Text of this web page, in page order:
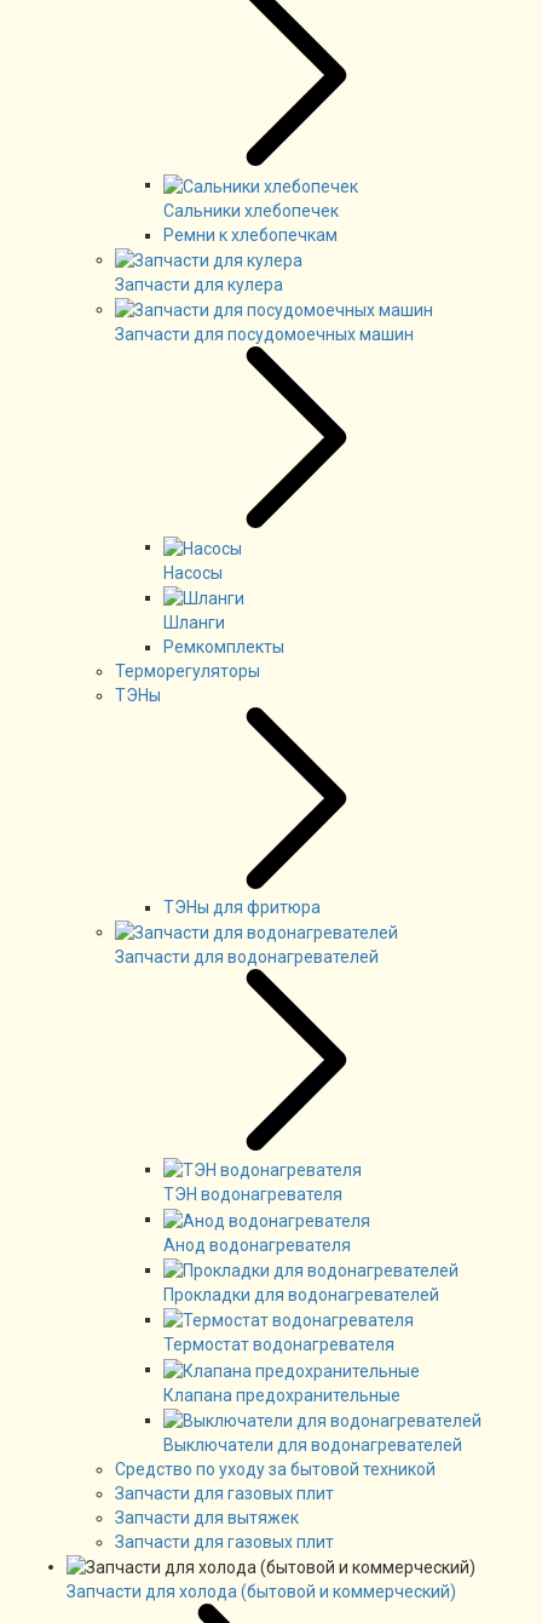
Сальники хлебопечек
Ремни к хлебопечкам
Запчасти для кулера
Запчасти для посудомоечных машин
Насосы
Шланги
Ремкомплекты
Терморегуляторы
ТЭНы
ТЭНы для фритюра
Запчасти для водонагревателей
ТЭН водонагревателя
Анод водонагревателя
Прокладки для водонагревателей
Термостат водонагревателя
Клапана предохранительные
Выключатели для водонагревателей
Средство по уходу за бытовой техникой
Запчасти для газовых плит
Запчасти для вытяжек
Запчасти для газовых плит
Запчасти для холода (бытовой и коммерческий)